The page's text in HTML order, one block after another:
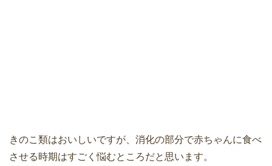
きのこ類はおいしいですが、消化の部分で赤ちゃんに食べ
させる時期はすごく悩むところだと思います。